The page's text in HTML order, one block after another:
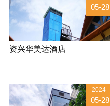
05-28
资兴华美达酒店
2024
05-28